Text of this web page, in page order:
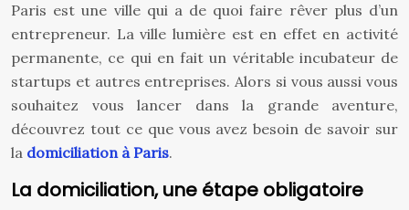
Paris est une ville qui a de quoi faire rêver plus d’un
entrepreneur. La ville lumière est en effet en activité
permanente, ce qui en fait un véritable incubateur de
startups et autres entreprises. Alors si vous aussi vous
souhaitez vous lancer dans la grande aventure,
découvrez tout ce que vous avez besoin de savoir sur
la domiciliation à Paris.
La domiciliation, une étape obligatoire